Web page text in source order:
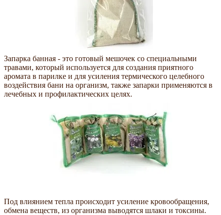
Запарка банная - это готовый мешочек со специальными
травами, который используется для создания приятного
аромата в парилке и для усиления термического целебного
воздействия бани на организм, также запарки применяются в
лечебных и профилактических целях.
Под влиянием тепла происходит усиление кровообращения,
обмена веществ, из организма выводятся шлаки и токсины.